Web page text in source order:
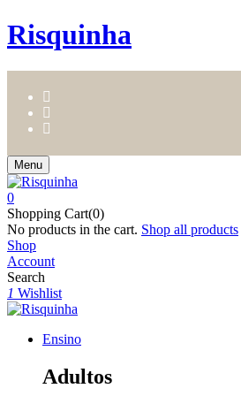
Risquinha
Menu
0
Shopping Cart(0)
No products in the cart. Shop all products
Shop
Account
Search
1 Wishlist
Ensino
Adultos